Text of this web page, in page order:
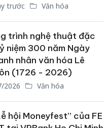
trước Văn hóa
trình nghệ thuật đặc
niệm 300 năm Ngày
nhân văn hóa Lê
(1726 - 2026)
2026 Văn hóa
hội Moneyfest” của FE